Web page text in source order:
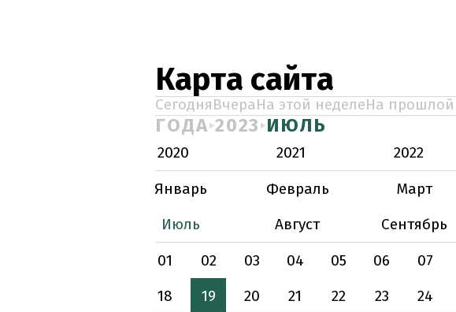
Карта сайта
СегодняВчераНа этой неделеНа прошлой
ГОДА 2023 ИЮЛЬ
2020 2021 2022
Январь
Февраль Март
Июль
Август Сентябрь
01
02 03 04 05 06 07
18
19 20 21 22 23 24